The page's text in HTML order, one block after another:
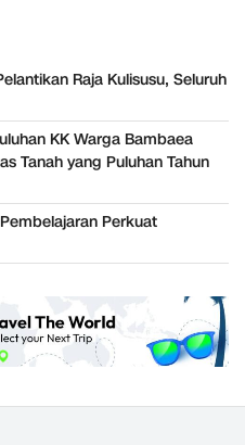
Raja Kulisusu, Seluruh
KK Warga Bambaea
Tanah yang Puluhan Tahun
Perkuat